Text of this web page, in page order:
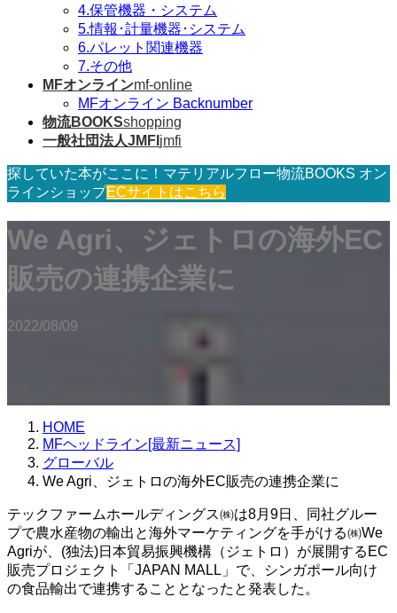
4.保管機器・システム
5.情報･計量機器･システム
6.パレット関連機器
7.その他
MFオンラインmf-online
MFオンライン Backnumber
物流BOOKSshopping
一般社団法人JMFI jmfi
探していた本がここに！マテリアルフロー物流BOOKS オン
ラインショップECサイトはこちら
We Agri、ジェトロの海外EC
販売の連携企業に
2022/08/09
HOME
MFヘッドライン[最新ニュース]
グローバル
We Agri、ジェトロの海外EC販売の連携企業に
テックファームホールディングス㈱は8月9日、同社グルー
プで農水産物の輸出と海外マーケティングを手がける㈱We
Agriが、(独法)日本貿易振興機構（ジェトロ）が展開するEC
販売プロジェクト「JAPAN MALL」で、シンガポール向け
の食品輸出で連携することとなったと発表した。